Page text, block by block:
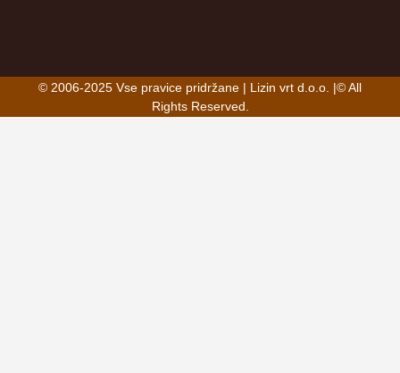
© 2006-2025 Vse pravice pridržane | Lizin vrt d.o.o. |© All
Rights Reserved.